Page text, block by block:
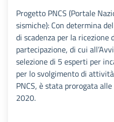
Progetto PNCS (Portale
sismiche): Con determina
di scadenza per la ricezione
partecipazione, di cui
selezione di 5 esperti per
per lo svolgimento di
PNCS, è stata prorogata
2020.